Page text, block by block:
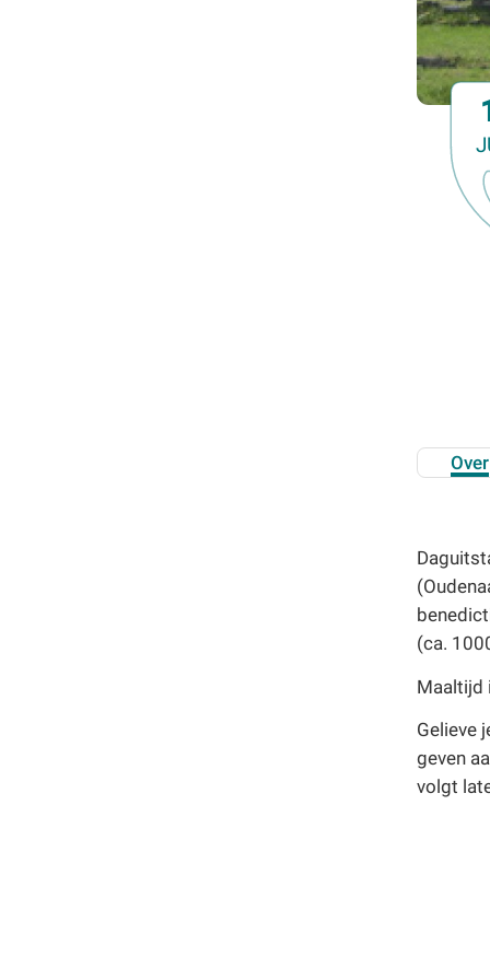
Over
(ca.
Maaltijd
Gelieve
geven
volgt